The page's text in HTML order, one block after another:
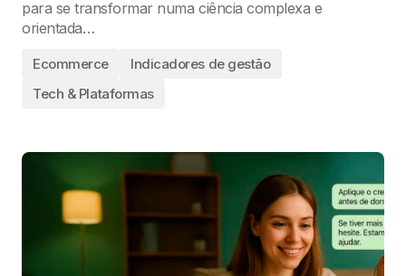
para se transformar numa ciência complexa e
orientada…
Ecommerce
Indicadores de gestão
Tech & Plataformas